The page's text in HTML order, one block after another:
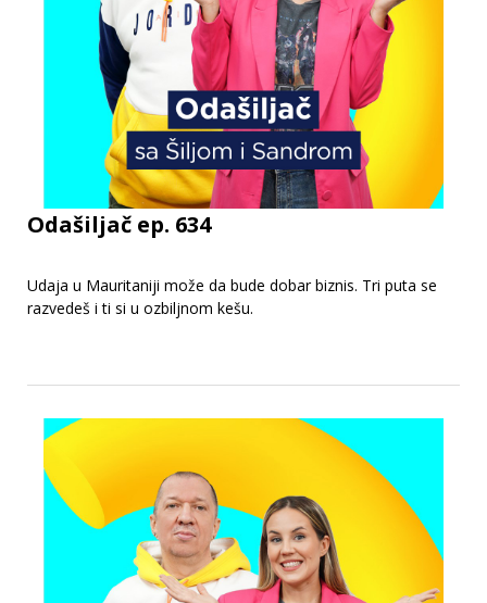
Odašiljač ep. 634
Udaja u Mauritaniji može da bude dobar biznis. Tri puta se
razvedeš i ti si u ozbiljnom kešu.